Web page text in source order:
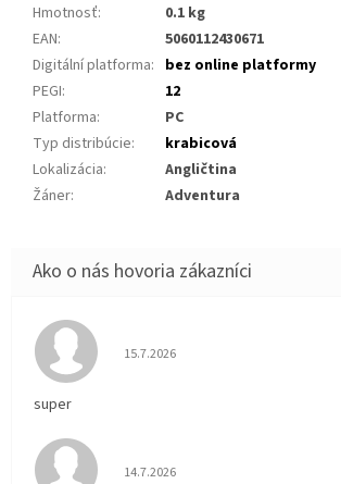
Hmotnosť:
0.1 kg
EAN:
5060112430671
Digitální platforma: bez online platformy
PEGI:
12
Platforma:
PC
Typ distribúcie:
krabicová
Lokalizácia:
Angličtina
Žáner: Adventura
Hodnotenie obchodu je 5 z 5
15.7.2026
super
Hodnotenie obchodu je 5 z 5
14.7.2026